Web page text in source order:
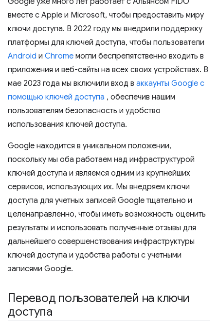
вместе с Apple и Microsoft, чтобы предоставить миру
ключи доступа. В 2022 году мы внедрили поддержку
платформы для ключей доступа, чтобы пользователи
Android и Chrome могли беспрепятственно входить в
приложения и веб-сайты на всех своих устройствах. В
мае 2023 года мы включили вход в аккаунты Google с
помощью ключей доступа , обеспечив нашим
пользователям безопасность и удобство
использования ключей доступа.
Google находится в уникальном положении,
поскольку мы оба работаем над инфраструктурой
ключей доступа и являемся одним из крупнейших
сервисов, использующих их. Мы внедряем ключи
доступа для учетных записей Google тщательно и
целенаправленно, чтобы иметь возможность оценить
результаты и использовать полученные отзывы для
дальнейшего совершенствования инфраструктуры
ключей доступа и удобства работы с учетными
записями Google.
Перевод пользователей на ключи
доступа